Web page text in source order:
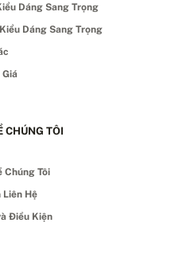
Dáng Sang Trọng
Dáng Sang Trọng
CHÚNG TÔI
Chúng Tôi
Liên Hệ
Điều Kiện